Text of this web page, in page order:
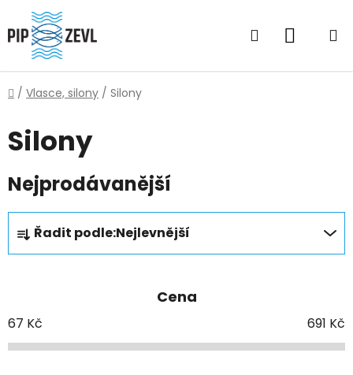
Přejít
na
obsah
Hledat
Domů
/ Vlasce, silony / Silony
Silony
Nejprodávanější
Ř
a
z
í
p
Řadit podle:Nejlevnější
Cena
67 Kč 691 Kč